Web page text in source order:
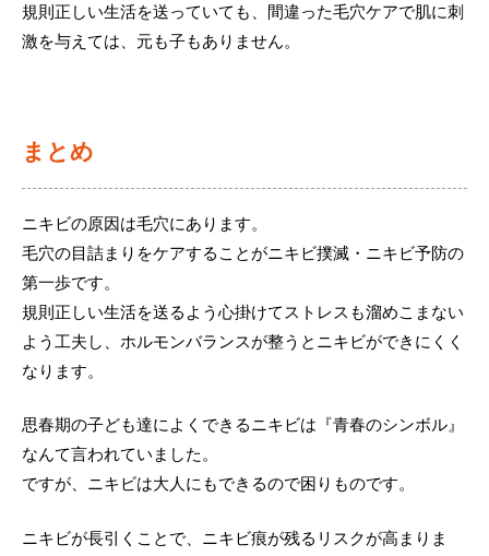
規則正しい生活を送っていても、間違った毛穴ケアで肌に刺
激を与えては、元も子もありません。
まとめ
ニキビの原因は毛穴にあります。
毛穴の目詰まりをケアすることがニキビ撲滅・ニキビ予防の
第一歩です。
規則正しい生活を送るよう心掛けてストレスも溜めこまない
よう工夫し、ホルモンバランスが整うとニキビができにくく
なります。
思春期の子ども達によくできるニキビは『青春のシンボル』
なんて言われていました。
ですが、ニキビは大人にもできるので困りものです。
ニキビが長引くことで、ニキビ痕が残るリスクが高まりま